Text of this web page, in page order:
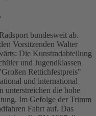
bundesweit ab.
Vorsitzenden Walter
Die Kunstradabteilung
und Jugendklassen
Rettichfestpreis"
und international
unterstreichen die hohe
Im Gefolge der Trimm
Fahrt auf. Das